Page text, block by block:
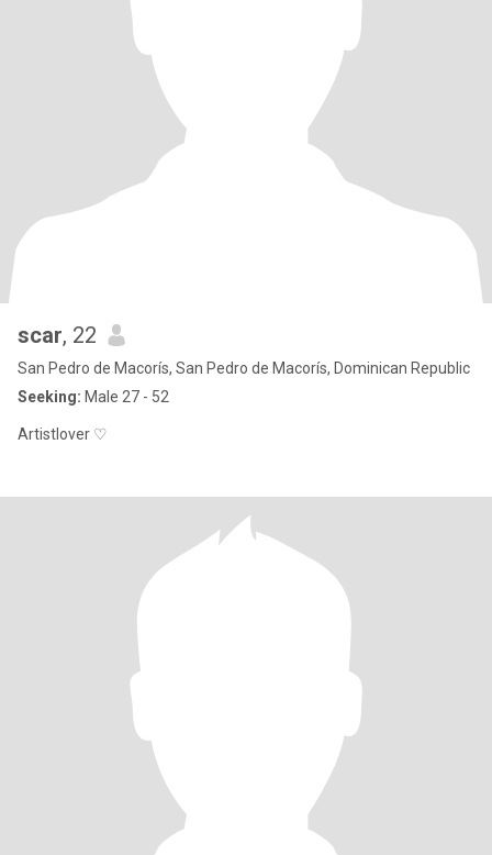
scar, 22
San Pedro de Macorís, San Pedro de Macorís, Dominican Republic
Seeking: Male 27 - 52
Artistlover ♡